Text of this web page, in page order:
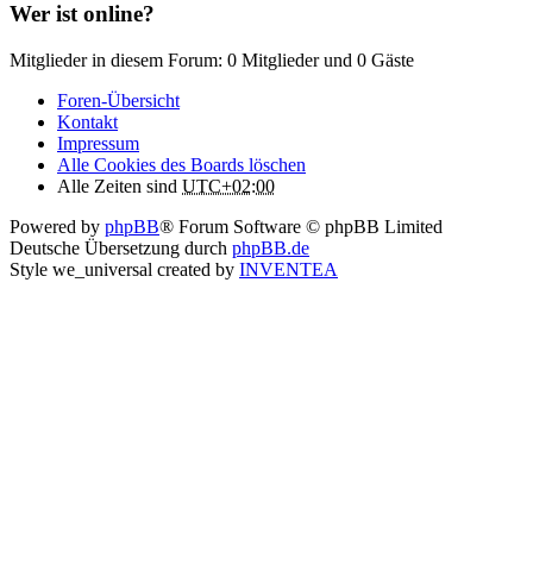
Wer ist online?
Mitglieder in diesem Forum: 0 Mitglieder und 0 Gäste
Foren-Übersicht
Kontakt
Impressum
Alle Cookies des Boards löschen
Alle Zeiten sind UTC+02:00
Powered by phpBB® Forum Software © phpBB Limited
Deutsche Übersetzung durch phpBB.de
Style we_universal created by INVENTEA